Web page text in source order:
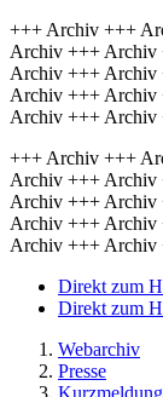
+++ Archiv +++
Archiv +++
Archiv +++
Archiv +++
Archiv +++
+++ Archiv +++
Archiv +++
Archiv +++
Archiv +++
Archiv +++
Direkt zum
Direkt zum
Webarchiv
Presse